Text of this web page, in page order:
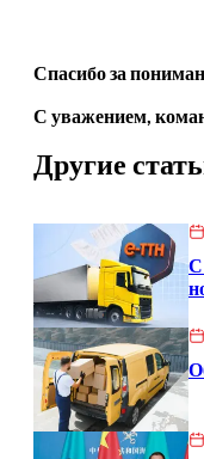
Спасибо за
С уважением,
Другие
С